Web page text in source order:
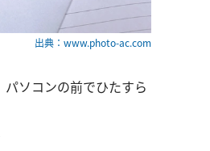
出典：www.photo-ac.com
パソコンの前でひたすら